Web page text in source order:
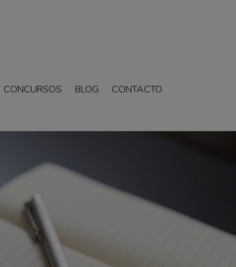
CONCURSOS BLOG CONTACTO